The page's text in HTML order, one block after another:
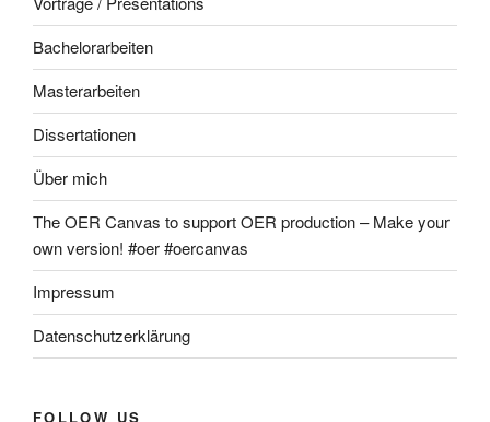
Bachelorarbeiten
Masterarbeiten
Dissertationen
Über mich
The OER Canvas to support OER production – Make your
own version! #oer #oercanvas
Impressum
Datenschutzerklärung
FOLLOW US